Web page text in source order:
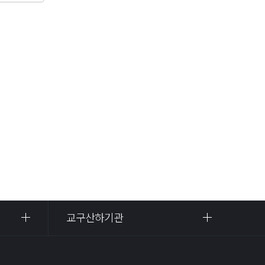
교구산하기관